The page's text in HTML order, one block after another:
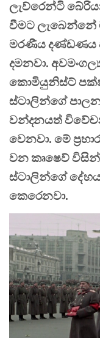
ලැව්රෙන්ටි
වීමට ලැබෙන්නේ
මරණීය දණ්ඩණය
දමනවා.
කොමියුනිස්ට්
ස්ටාලින්ගේ
වන්දනයත්
වෙනවා. මේ
වන කෘෂෙව්
ස්ටාලින්ගේ
කෙරෙනවා.